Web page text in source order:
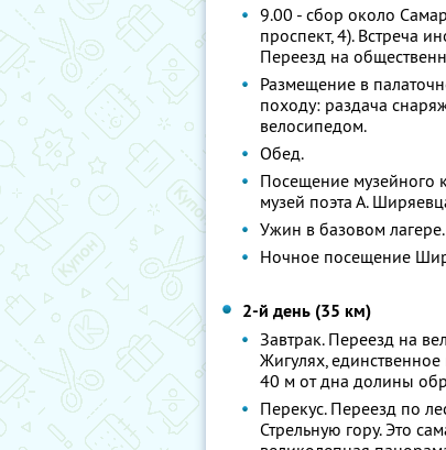
9.00 - сбор около
проспект, 4). Встреча
Переезд на
Размещение в
походу: раздача
велосипедом.
Обед.
Посещение музейного
музей поэта А.
Ужин в базовом лагере.
Ночное посещение
2-й день (35 км)
Завтрак. Переезд на
Жигулях,
40 м от дна долины
Перекус. Переезд по
Стрельную гору. Это